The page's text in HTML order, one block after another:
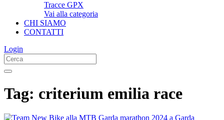
Tracce GPX
Vai alla categoria
CHI SIAMO
CONTATTI
Login
Tag: criterium emilia race